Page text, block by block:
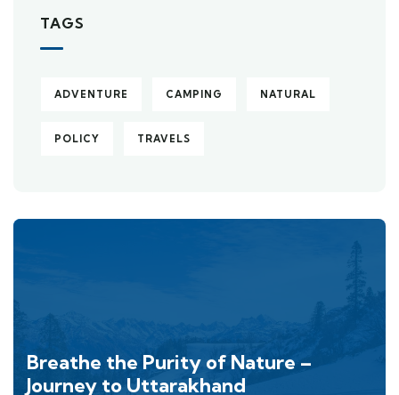
TAGS
ADVENTURE CAMPING NATURAL
POLICY TRAVELS
Breathe the Purity of Nature –
Journey to Uttarakhand